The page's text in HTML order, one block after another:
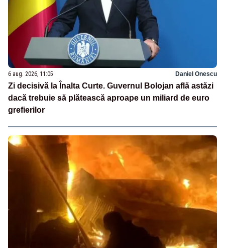
6 aug. 2026, 11:05 Daniel Onescu
Zi decisivă la Înalta Curte. Guvernul Bolojan află astăzi
dacă trebuie să plătească aproape un miliard de euro
grefierilor